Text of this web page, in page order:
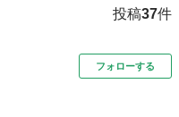
投稿37件
フォローする